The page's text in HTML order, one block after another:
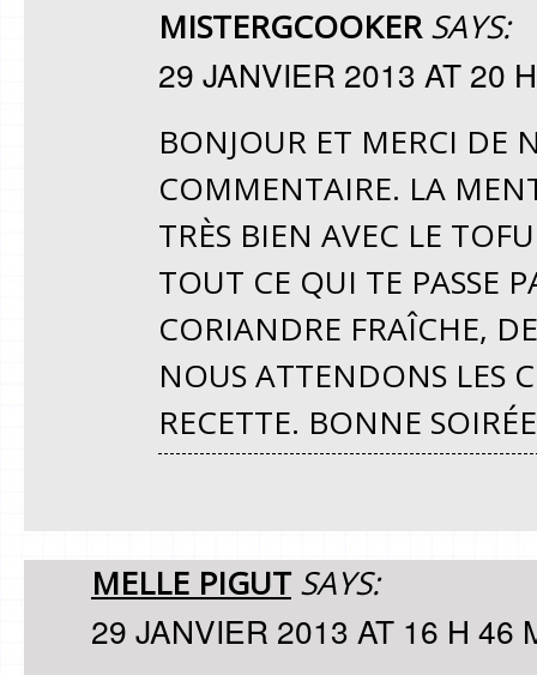
MISTERGCOOKER SAYS:
29 JANVIER 2013 AT 20
BONJOUR ET MERCI DE
COMMENTAIRE. LA
TRÈS BIEN AVEC LE
TOUT CE QUI TE PASSE
CORIANDRE FRAÎCHE,
NOUS ATTENDONS LES
RECETTE. BONNE
MELLE PIGUT SAYS:
29 JANVIER 2013 AT 16 H 46